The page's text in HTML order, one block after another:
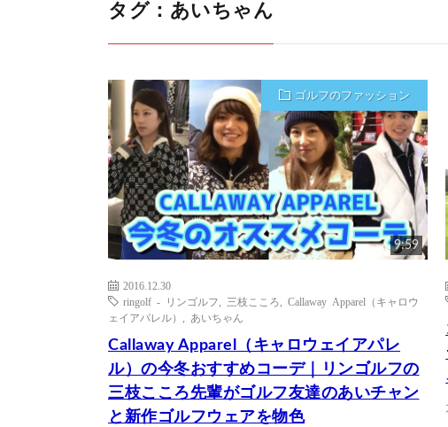
タグ：あいちゃん
ゴルフのファッション
9:59
2016.12.30
ringolf - リンゴルフ
三枝こころ
Callaway Apparel（キャロウ
ェイアパレル）
あいちゃん
Callaway Apparel（キャロウェイアパレ
ル）の今冬おすすめコーデ｜リンゴルフの
三枝こころ先輩がゴルフ友達のあいチャン
と新作ゴルフウェアを物色